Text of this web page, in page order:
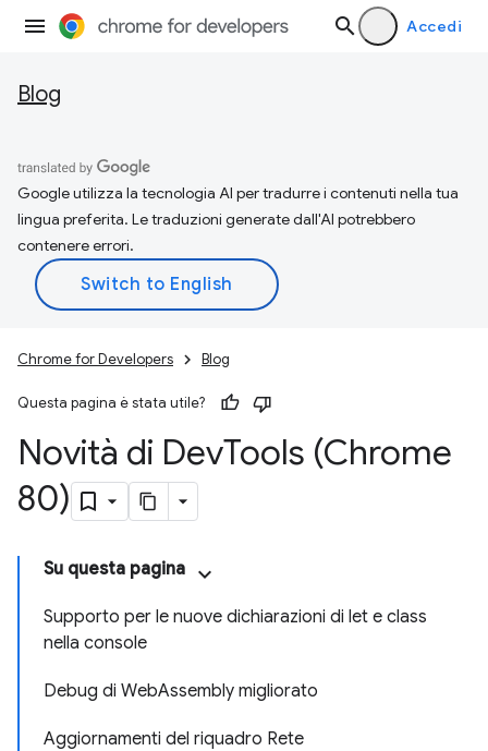
Accedi
Blog
Google utilizza la tecnologia AI per tradurre i contenuti nella tua
lingua preferita. Le traduzioni generate dall'AI potrebbero
contenere errori.
Chrome for Developers Blog
Questa pagina è stata utile?
Novità di DevTools (Chrome
80)
Su questa pagina
Supporto per le nuove dichiarazioni di let e class
nella console
Debug di WebAssembly migliorato
Aggiornamenti del riquadro Rete